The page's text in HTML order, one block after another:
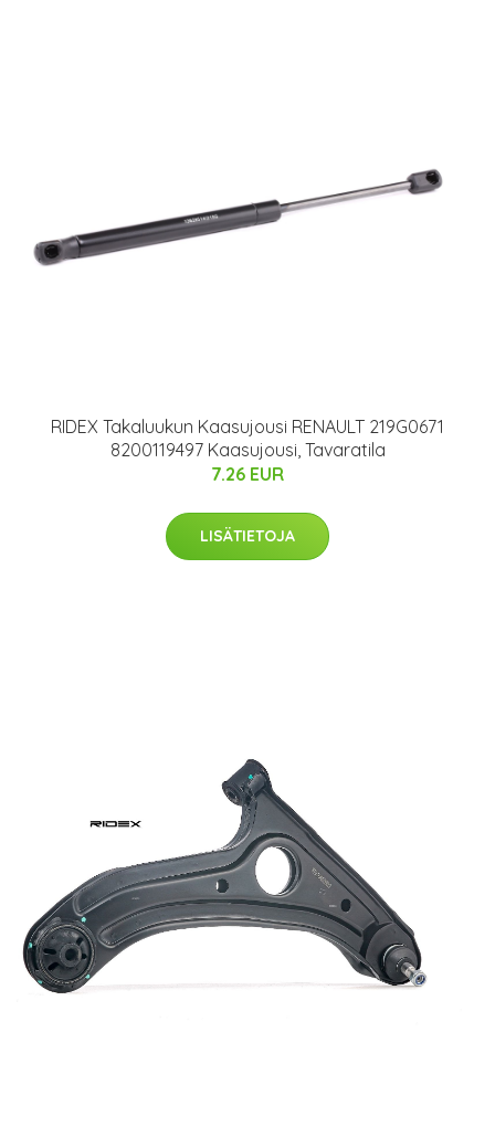
RIDEX Takaluukun Kaasujousi RENAULT 219G0671
8200119497 Kaasujousi, Tavaratila
7.26 EUR
LISÄTIETOJA